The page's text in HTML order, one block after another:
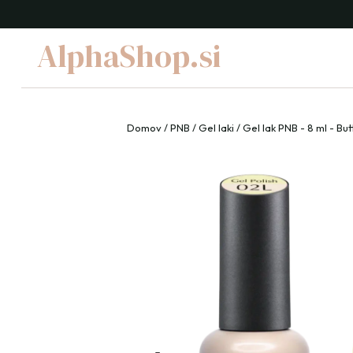
AlphaShop.si
Domov/PNB /Gel laki / Gel lak PNB - 8 ml -